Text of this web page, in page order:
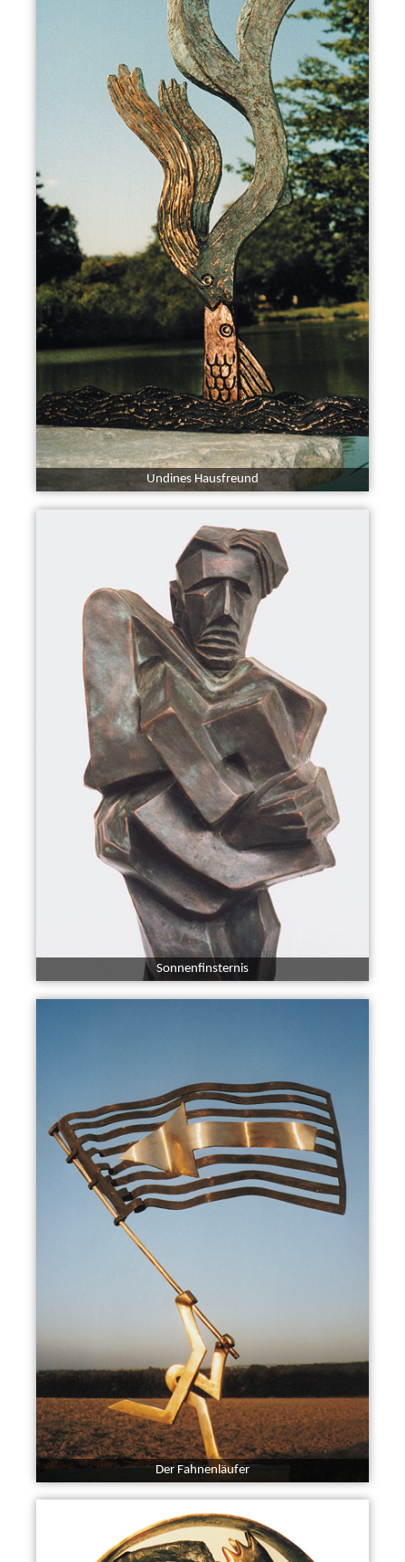
Undines Hausfreund
Sonnenfinsternis
Der Fahnenläufer